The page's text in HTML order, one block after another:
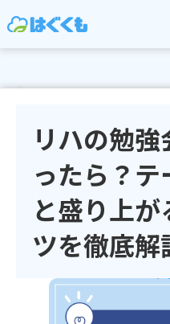
リハの勉
ったら？
と盛り上
ツを徹底解